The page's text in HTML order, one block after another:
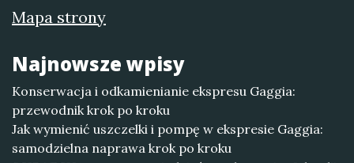
Mapa strony
Najnowsze wpisy
Konserwacja i odkamienianie ekspresu Gaggia:
przewodnik krok po kroku
Jak wymienić uszczelki i pompę w ekspresie Gaggia:
samodzielna naprawa krok po kroku